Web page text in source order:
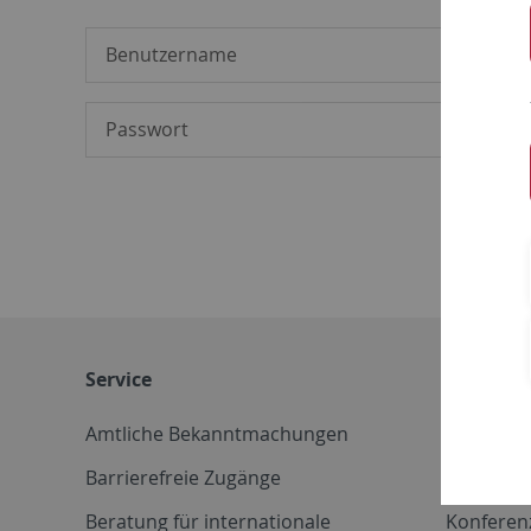
Service
Amtliche Bekanntmachungen
Barrierefreie Zugänge
Beratung für internationale